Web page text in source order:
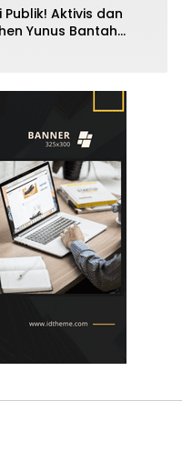
Aktivis dan
Yunus Bantah
Sufmi Dasco